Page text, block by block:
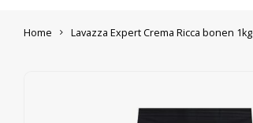
Home Lavazza Expert Crema Ricca bonen 1kg